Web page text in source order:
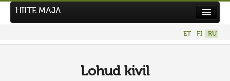
НОВЫЙ ФОТОКОНКУРС
HIITE MAJA
ET FI RU
Lohud kivil